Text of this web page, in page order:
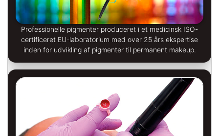
Professionelle pigmenter produceret i et medicinsk ISO-
certificeret EU-laboratorium med over 25 års ekspertise
inden for udvikling af pigmenter til permanent makeup.